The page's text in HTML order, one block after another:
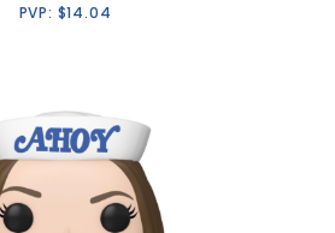
PVP: $14.04